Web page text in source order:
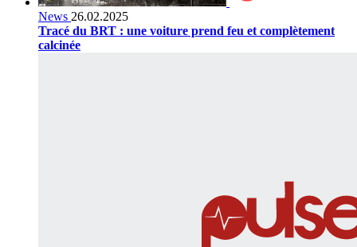
News 26.02.2025
Tracé du BRT : une voiture prend feu et complètement
calcinée